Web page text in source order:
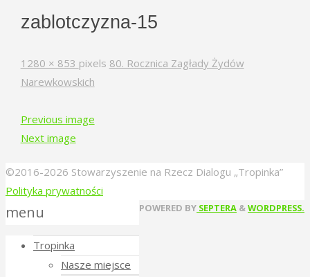
zablotczyzna-15
Full
size
1280 × 853 pixels 80. Rocznica Zagłady Żydów
Narewkowskich
Previous image
Next image
©2016-2026 Stowarzyszenie na Rzecz Dialogu „Tropinka”
Polityka prywatności
POWERED BY SEPTERA &WORDPRESS.
Back
Top
menu
Tropinka
Nasze miejsce